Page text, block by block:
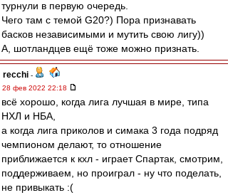
турнули в первую очередь.
Чего там с темой G20?) Пора признавать
басков независимыми и мутить свою лигу))
А, шотландцев ещё тоже можно признать.
recchi -
28 фев 2022 22:18
всё хорошо, когда лига лучшая в мире, типа
НХЛ и НБА,
а когда лига приколов и симака 3 года подряд
чемпионом делают, то отношение
приближается к кхл - играет Спартак, смотрим,
поддерживаем, но проиграл - ну что поделать,
не привыкать :(